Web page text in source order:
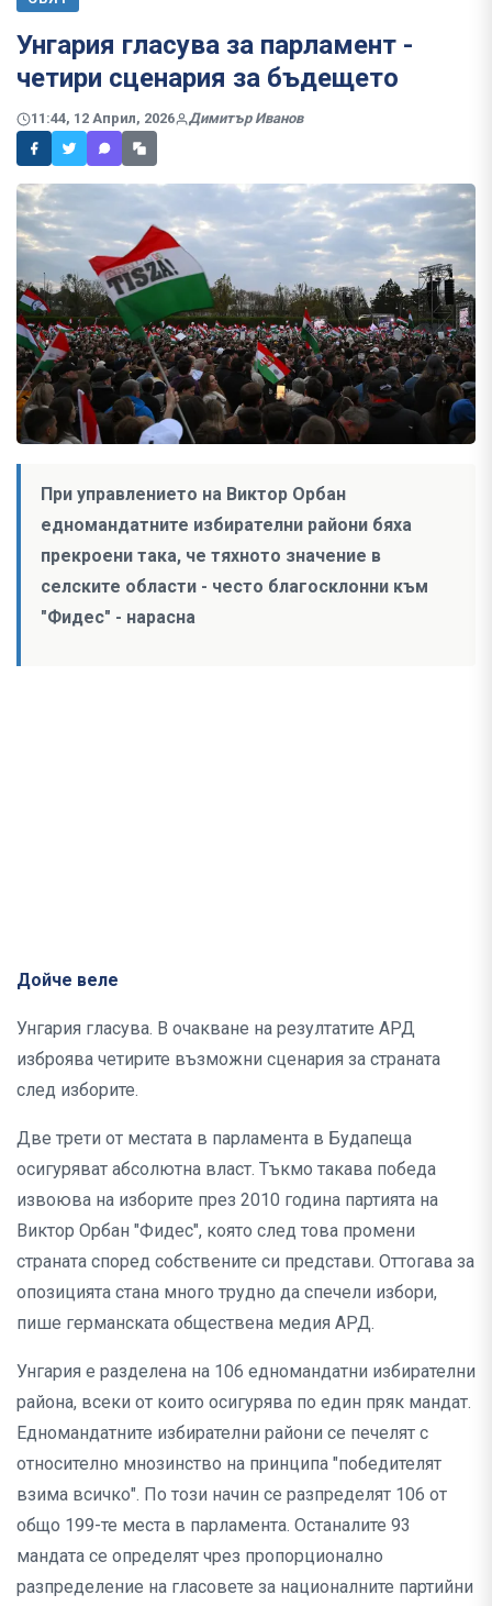
Унгария гласува за парламент -
четири сценария за бъдещето
11:44, 12 Април, 2026 Димитър Иванов
При управлението на Виктор Орбан
едномандатните избирателни райони бяха
прекроени така, че тяхното значение в
селските области - често благосклонни към
"Фидес" - нарасна
Дойче веле
Унгария гласува. В очакване на резултатите АРД
изброява четирите възможни сценария за страната
след изборите.
Две трети от местата в парламента в Будапеща
осигуряват абсолютна власт. Тъкмо такава победа
извоюва на изборите през 2010 година партията на
Виктор Орбан "Фидес", която след това промени
страната според собствените си представи. Оттогава за
опозицията стана много трудно да спечели избори,
пише германската обществена медия АРД.
Унгария е разделена на 106 едномандатни избирателни
района, всеки от които осигурява по един пряк мандат.
Едномандатните избирателни райони се печелят с
относително мнозинство на принципа "победителят
взима всичко". По този начин се разпределят 106 от
общо 199-те места в парламента. Останалите 93
мандата се определят чрез пропорционално
разпределение на гласовете за националните партийни